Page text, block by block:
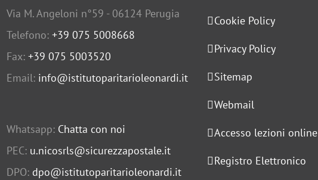
Via M. Angeloni n°59 - 06124 Perugia
Telefono: +39 075 5008668
Fax: +39 075 5003520
Email: info@istitutoparitarioleonardi.it
Whatsapp: Chatta con noi
PEC: u.nicosrls@sicurezzapostale.it
DPO: dpo@istitutoparitarioleonardi.it
Cookie Policy
Privacy Policy
Sitemap
Webmail
Accesso lezioni online
Registro Elettronico